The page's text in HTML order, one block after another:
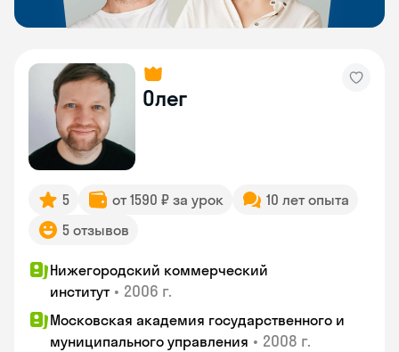
Олег
5 от 1590 ₽ за урок
10 лет опыта
5 отзывов
Нижегородский коммерческий
институт • 2006 г.
Московская академия государственного и
муниципального управления • 2008 г.